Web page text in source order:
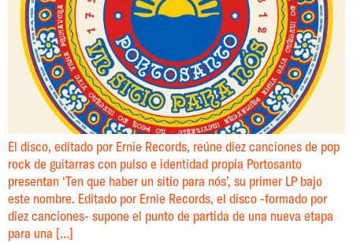
El disco, editado por Ernie Records, reúne diez canciones de pop
rock de guitarras con pulso e identidad propia Portosanto
presentan ‘Ten que haber un sitio para nós’, su primer LP bajo
este nombre. Editado por Ernie Records, el disco -formado por
diez canciones- supone el punto de partida de una nueva etapa
para una […]